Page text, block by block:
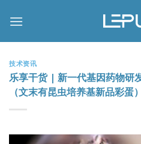
技术资讯
乐享干货 | 新一代基因药物研
（文末有昆虫培养基新品彩蛋）